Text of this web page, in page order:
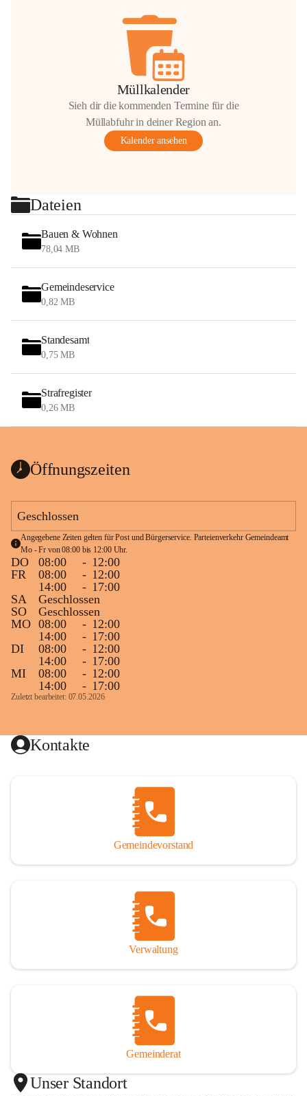
Müllkalender
Sieh dir die kommenden Termine für die
Müllabfuhr in deiner Region an.
Kalender ansehen
Dateien
Bauen & Wohnen
78,04 MB
Gemeindeservice
0,82 MB
Standesamt
0,75 MB
Strafregister
0,26 MB
Öffnungszeiten
Geschlossen
Angegebene Zeiten gelten für Post und Bürgerservice. Parteienverkehr Gemeindeamt
Mo - Fr von 08:00 bis 12:00 Uhr.
DO 08:00 - 12:00
FR
08:00 - 12:00
14:00
- 17:00
SA
Geschlossen
SO
Geschlossen
MO 08:00 - 12:00
14:00
- 17:00
DI
08:00 - 12:00
14:00
- 17:00
MI
08:00 - 12:00
14:00
- 17:00
Zuletzt bearbeitet: 07.05.2026
Kontakte
Gemeindevorstand
Verwaltung
Gemeinderat
Unser Standort